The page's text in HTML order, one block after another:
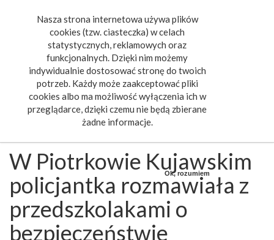
Nasza strona internetowa używa plików
cookies (tzw. ciasteczka) w celach
statystycznych, reklamowych oraz
funkcjonalnych. Dzięki nim możemy
indywidualnie dostosować stronę do twoich
potrzeb. Każdy może zaakceptować pliki
cookies albo ma możliwość wyłączenia ich w
przeglądarce, dzięki czemu nie będą zbierane
żadne informacje.
Ok, rozumiem
W Piotrkowie Kujawskim
policjantka rozmawiała z
przedszkolakami o
bezpieczeństwie